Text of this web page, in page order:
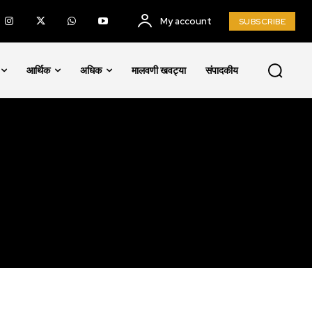
SUBSCRIBE
thePrivacy Policy.
My account SUBSCRIBE
आर्थिक अधिक मालवणी खवट्या संपादकीय